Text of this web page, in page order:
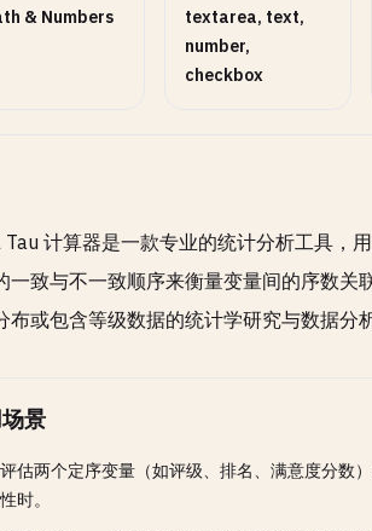
& Numbers
textarea, text,
number,
checkbox
计算器是一款专业的统计分析工具，
一致与不一致顺序来衡量变量间的序数
布或包含等级数据的统计学研究与数据分
景
估两个定序变量（如评级、排名、满意度分数
时。